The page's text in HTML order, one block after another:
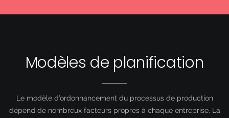
Modèles de planification
Le modèle d’ordonnancement du processus de production
dépend de nombreux facteurs propres à chaque entreprise. La